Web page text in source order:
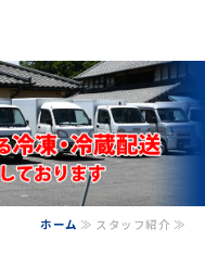
ホーム ≫ スタッフ紹介 ≫